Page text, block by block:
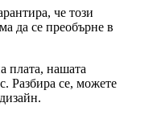
че този
да се преобърне в
плата, нашата
Разбира се, можете